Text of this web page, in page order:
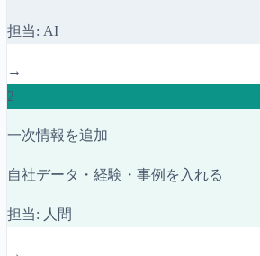
担当: AI
→
2
一次情報を追加
自社データ・経験・事例を入れる
担当: 人間